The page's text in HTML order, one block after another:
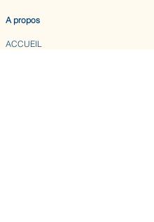
A propos
ACCUEIL